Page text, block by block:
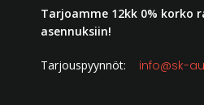
Tarjoamme 12kk 0% korko
asennuksiin!
Tarjouspyynnöt: info@sk-